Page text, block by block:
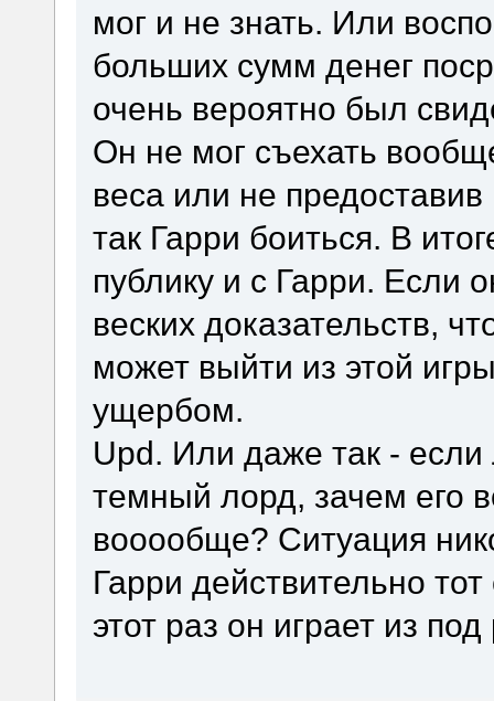
мог и не знать. Или
больших сумм денег
очень вероятно был
Он не мог съехать
веса или не
так Гарри боиться. В
публику и с Гарри. Если
веских доказательств,
может выйти из этой
ущербом.
Upd. Или даже так - если
темный лорд, зачем его
вооообще? Ситуация
Гарри действительно
этот раз он играет из